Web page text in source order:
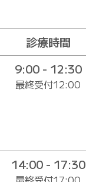
診療時間
9:00 - 12:30
最終受付12:00
14:00 - 17:30